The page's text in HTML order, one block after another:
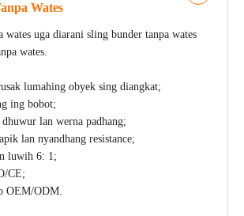
Wates
wates uga diarani sling bunder tanpa wates
wates.
lumahing obyek sing diangkat;
ing bobot;
lan werna padhang;
lan nyandhang resistance;
luwih 6: 1;
CE;
OEM/ODM.